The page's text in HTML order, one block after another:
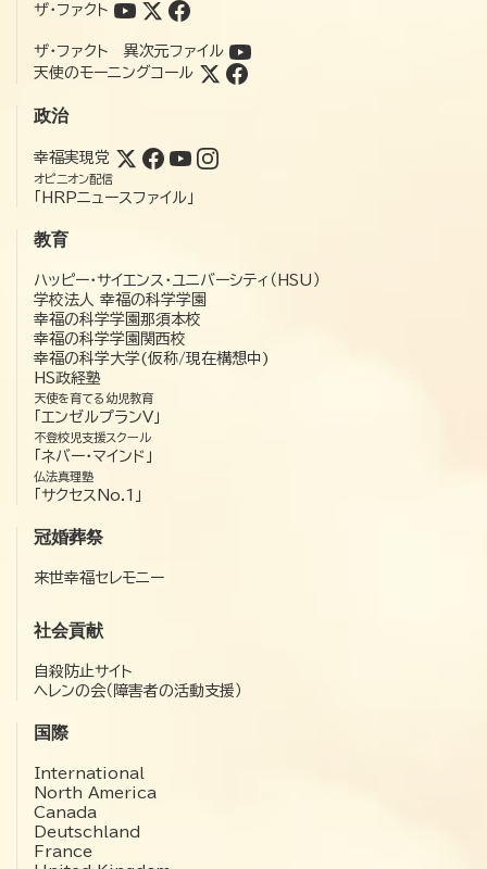
ザ・ファクト
ザ・ファクト 異次元ファイル
天使のモーニングコール
政治
幸福実現党
オピニオン配信
「HRPニュースファイル」
教育
ハッピー・サイエンス・ユニバーシティ（HSU）
学校法人 幸福の科学学園
幸福の科学学園那須本校
幸福の科学学園関西校
幸福の科学大学(仮称/現在構想中)
HS政経塾
天使を育てる幼児教育
「エンゼルプランV」
不登校児支援スクール
「ネバー・マインド」
仏法真理塾
「サクセスNo.1」
冠婚葬祭
来世幸福セレモニー
社会貢献
自殺防止サイト
ヘレンの会（障害者の活動支援）
国際
International
North America
Canada
Deutschland
France